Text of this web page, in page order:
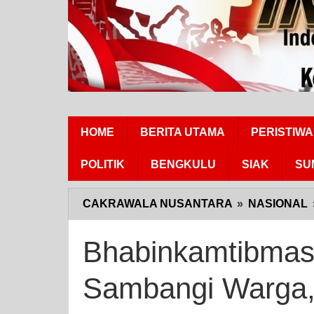
HOME BERITA UTAMA PERISTIWA
POLITIK BENGKULU SIAK
CAKRAWALA NUSANTARA » NASIONAL
Sambangi